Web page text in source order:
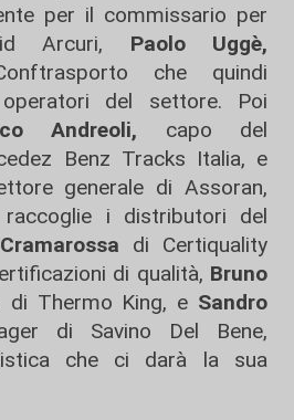
per il commissario per
Arcuri, Paolo Uggè,
che quindi
del settore. Poi
Andreoli, capo del
Benz Tracks Italia, e
generale di Assoran,
raccoglie i distributori del
di Certiquality
di qualità, Bruno
di Thermo King, e Sandro
di Savino Del Bene,
che ci darà la sua